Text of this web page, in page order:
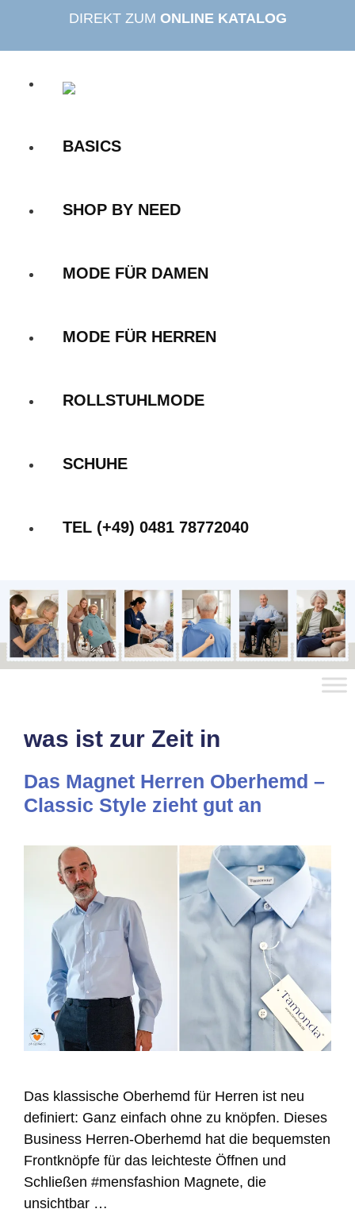
springen
DIREKT ZUM ONLINE KATALOG
BASICS
SHOP BY NEED
MODE FÜR DAMEN
MODE FÜR HERREN
ROLLSTUHLMODE
SCHUHE
TEL (+49) 0481 78772040
was ist zur Zeit in
Das Magnet Herren Oberhemd –
Classic Style zieht gut an
Das klassische Oberhemd für Herren ist neu
definiert: Ganz einfach ohne zu knöpfen. Dieses
Business Herren-Oberhemd hat die bequemsten
Frontknöpfe für das leichteste Öffnen und
Schließen #mensfashion Magnete, die
unsichtbar …